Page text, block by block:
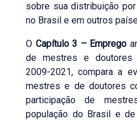
sobre sua distribuição
no Brasil e em outros
O Capítulo 3 – Emprego
de mestres e doutores
2009-2021, compara a
mestres e de doutores
participação de
população do Brasil e